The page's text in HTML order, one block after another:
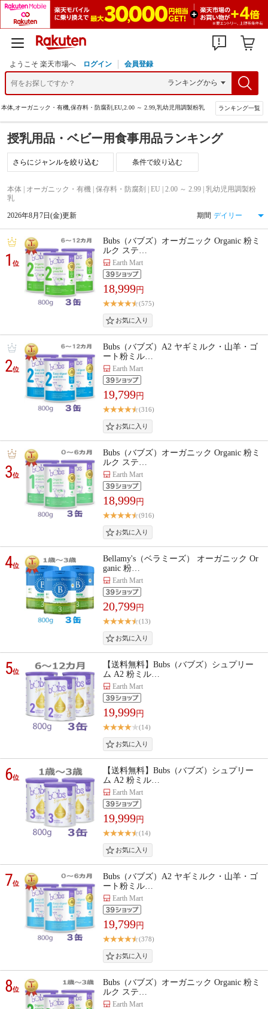
ようこそ 楽天市場へ ログイン 会員登録
本体,オーガニック・有機,保存料・防腐剤,EU,2.00 ～ 2.99,乳幼児用調製粉乳 ランキング一覧
授乳用品・ベビー用食事用品ランキング
条件で絞り込む
本体 | オーガニック・有機 | 保存料・防腐剤 | EU | 2.00 ～ 2.99 | 乳幼児用調製粉
乳
2026年8月7日(金)更新 期間
1位
Bubs（バブズ）オーガニック Organic 粉ミ
ルク ステ…
Earth Mart
18,999円
(575)
2位
Bubs（バブズ）A2 ヤギミルク・山羊・ゴ
ート粉ミル…
Earth Mart
19,799円
(316)
3位
Bubs（バブズ）オーガニック Organic 粉ミ
ルク ステ…
Earth Mart
18,999円
(916)
4位
Bellamy's（ベラミーズ） オーガニック Or
ganic 粉…
Earth Mart
20,799円
(13)
5位
【送料無料】Bubs（バブズ）シュプリー
ム A2 粉ミル…
Earth Mart
19,999円
(14)
6位
【送料無料】Bubs（バブズ）シュプリー
ム A2 粉ミル…
Earth Mart
19,999円
(14)
7位
Bubs（バブズ）A2 ヤギミルク・山羊・ゴ
ート粉ミル…
Earth Mart
19,799円
(378)
8位
Bubs（バブズ）オーガニック Organic 粉ミ
ルク ステ…
Earth Mart